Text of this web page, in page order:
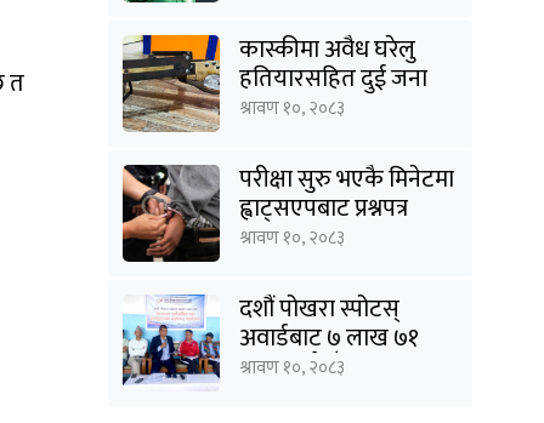
त
कास्कीमा अवैध घरेलु
हतियारसहित दुई जना
पक्राउ
श्रावण १०, २०८३
परीक्षा सुरु भएकै मिनेटमा
ह्वाट्सएपबाट प्रश्नपत्र
सार्वजनिक, दुई जना
श्रावण १०, २०८३
दशौं पोखरा स्पोटस्
अवार्डबाट ७ लाख ७१
हजार रुपैयाँ बचत
श्रावण १०, २०८३